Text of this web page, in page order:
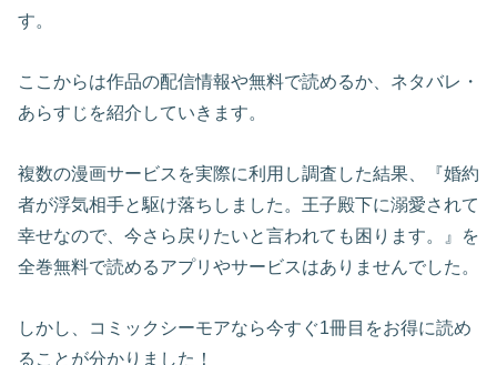
す。
ここからは作品の配信情報や無料で読めるか、ネタバレ・
あらすじを紹介していきます。
複数の漫画サービスを実際に利用し調査した結果、『婚約
者が浮気相手と駆け落ちしました。王子殿下に溺愛されて
幸せなので、今さら戻りたいと言われても困ります。』を
全巻無料で読めるアプリやサービスはありませんでした。
しかし、コミックシーモアなら今すぐ1冊目をお得に読め
ることが分かりました！